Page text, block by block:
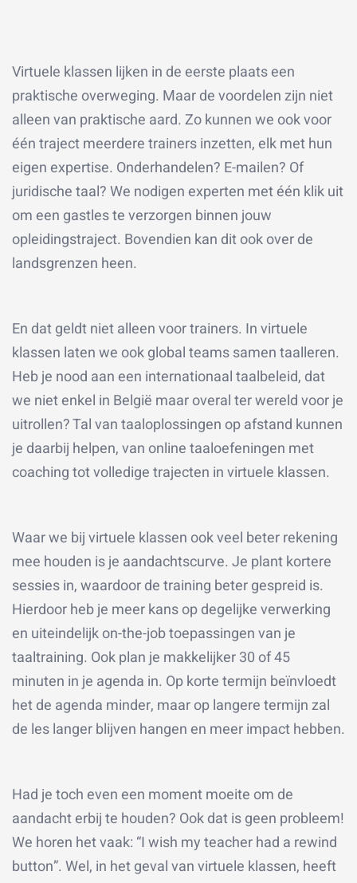
Virtuele klassen lijken in de eerste plaats een
praktische overweging. Maar de voordelen zijn niet
alleen van praktische aard. Zo kunnen we ook voor
één traject meerdere trainers inzetten, elk met hun
eigen expertise. Onderhandelen? E-mailen? Of
juridische taal? We nodigen experten met één klik uit
om een gastles te verzorgen binnen jouw
opleidingstraject. Bovendien kan dit ook over de
landsgrenzen heen.
En dat geldt niet alleen voor trainers. In virtuele
klassen laten we ook global teams samen taalleren.
Heb je nood aan een internationaal taalbeleid, dat
we niet enkel in België maar overal ter wereld voor je
uitrollen? Tal van taaloplossingen op afstand kunnen
je daarbij helpen, van online taaloefeningen met
coaching tot volledige trajecten in virtuele klassen.
Waar we bij virtuele klassen ook veel beter rekening
mee houden is je aandachtscurve. Je plant kortere
sessies in, waardoor de training beter gespreid is.
Hierdoor heb je meer kans op degelijke verwerking
en uiteindelijk on-the-job toepassingen van je
taaltraining. Ook plan je makkelijker 30 of 45
minuten in je agenda in. Op korte termijn beïnvloedt
het de agenda minder, maar op langere termijn zal
de les langer blijven hangen en meer impact hebben.
Had je toch even een moment moeite om de
aandacht erbij te houden? Ook dat is geen probleem!
We horen het vaak: “I wish my teacher had a rewind
button”. Wel, in het geval van virtuele klassen, heeft